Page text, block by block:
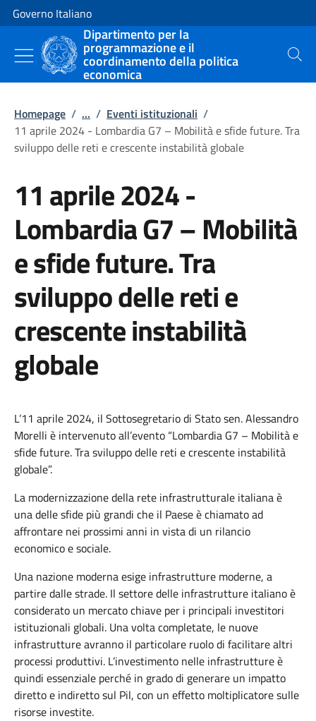
Vai al contenuto
Vai alla navigazione del sito
Governo Italiano
Dipartimento per la
programmazione e il
coordinamento della politica
economica
Cerca
Homepage / ... / Eventi istituzionali /
11 aprile 2024 - Lombardia G7 – Mobilità e sfide future. Tra
sviluppo delle reti e crescente instabilità globale
11 aprile 2024 -
Lombardia G7 – Mobilità
e sfide future. Tra
sviluppo delle reti e
crescente instabilità
globale
L’11 aprile 2024, il Sottosegretario di Stato sen. Alessandro
Morelli è intervenuto all’evento “Lombardia G7 – Mobilità e
sfide future. Tra sviluppo delle reti e crescente instabilità
globale”.
La modernizzazione della rete infrastrutturale italiana è
una delle sfide più grandi che il Paese è chiamato ad
affrontare nei prossimi anni in vista di un rilancio
economico e sociale.
Una nazione moderna esige infrastrutture moderne, a
partire dalle strade. Il settore delle infrastrutture italiano è
considerato un mercato chiave per i principali investitori
istituzionali globali. Una volta completate, le nuove
infrastrutture avranno il particolare ruolo di facilitare altri
processi produttivi. L’investimento nelle infrastrutture è
quindi essenziale perché in grado di generare un impatto
diretto e indiretto sul Pil, con un effetto moltiplicatore sulle
risorse investite.